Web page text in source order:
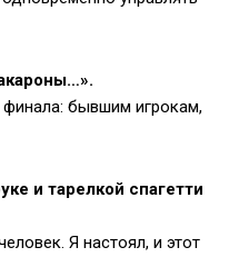
бывшим игрокам,
и тарелкой спагетти
Я настоял, и этот